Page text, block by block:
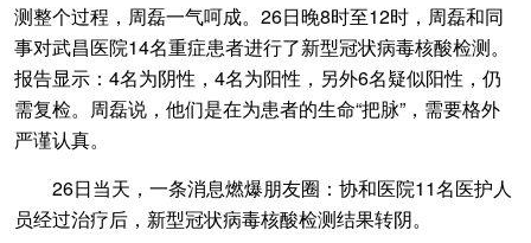
测整个过程，周磊一气呵成。26日晚8时至12时，周磊和同
事对武昌医院14名重症患者进行了新型冠状病毒核酸检测。
报告显示：4名为阴性，4名为阳性，另外6名疑似阳性，仍
需复检。周磊说，他们是在为患者的生命“把脉”，需要格外
严谨认真。
26日当天，一条消息燃爆朋友圈：协和医院11名医护人
员经过治疗后，新型冠状病毒核酸检测结果转阴。